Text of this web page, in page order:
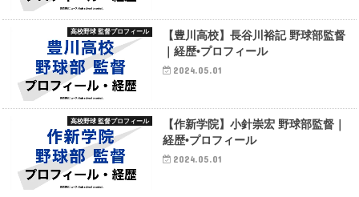
高校野球 監督プロフィール
【豊川高校】長谷川裕記 野球部監督
｜経歴•プロフィール
2024.05.01
高校野球 監督プロフィール
【作新学院】小針崇宏 野球部監督｜
経歴•プロフィール
2024.05.01